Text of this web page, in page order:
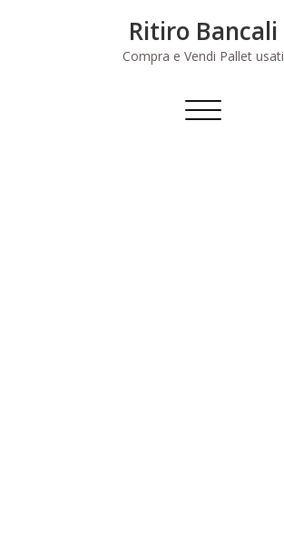
Ritiro Bancali
Compra e Vendi Pallet usati
Commuta